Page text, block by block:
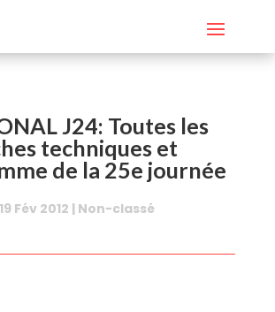
J24: Toutes les
techniques et
de la 25e journée
19 Fév 2012 | Non-classé